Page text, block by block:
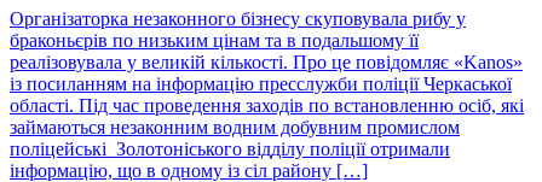
Організаторка незаконного бізнесу скуповувала рибу у
браконьєрів по низьким цінам та в подальшому її
реалізовувала у великій кількості. Про це повідомляє «Kanos»
із посиланням на інформацію пресслужби поліції Черкаської
області. Під час проведення заходів по встановленню осіб, які
займаються незаконним водним добувним промислом
поліцейські Золотоніського відділу поліції отримали
інформацію, що в одному із сіл району […]